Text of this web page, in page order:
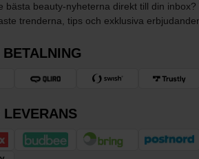
bästa beauty-nyheterna direkt till din inbox?
trenderna, tips och exklusiva
LEVERANS